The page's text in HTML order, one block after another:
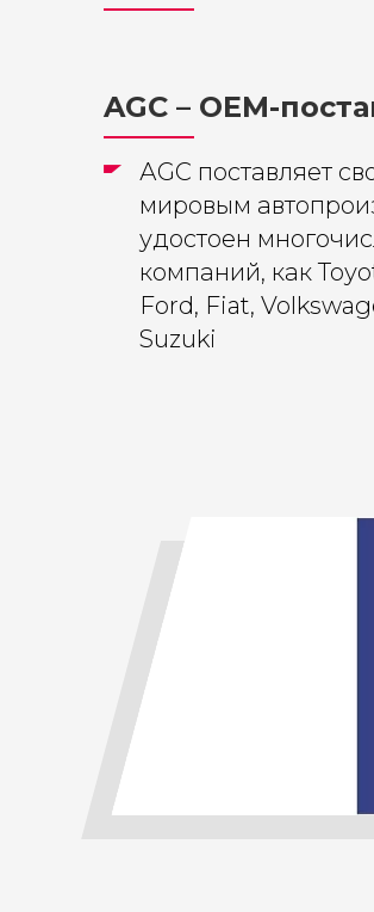
AGC – OEM-
АGС поставляет
мировым
удостоен
компаний, как
Ford, Fiat,
Suzuki